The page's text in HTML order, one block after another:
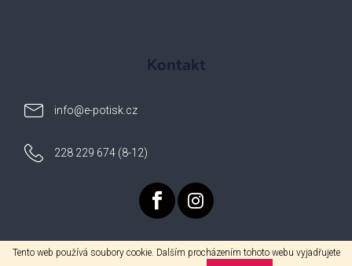
Tento web používá soubory cookie. Dalším procházením tohoto webu vyjadřujete
Kontakt
info@e-potisk.cz
228 229 674 (8-12)